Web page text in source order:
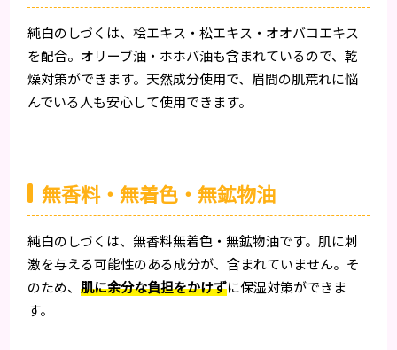
純白のしづくは、桧エキス・松エキス・オオバコエキス
を配合。オリーブ油・ホホバ油も含まれているので、乾
燥対策ができます。天然成分使用で、眉間の肌荒れに悩
んでいる人も安心して使用できます。
無香料・無着色・無鉱物油
純白のしづくは、無香料無着色・無鉱物油です。肌に刺
激を与える可能性のある成分が、含まれていません。そ
のため、肌に余分な負担をかけずに保湿対策ができま
す。